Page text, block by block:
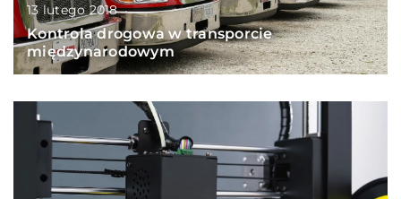
13 lutego 2018
Kontrola drogowa w transporcie
międzynarodowym